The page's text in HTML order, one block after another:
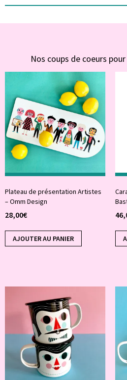
Nos coups de coeurs
Plateau de présentation Artistes
– Omm Design
28,00€
AJOUTER AU PANIER